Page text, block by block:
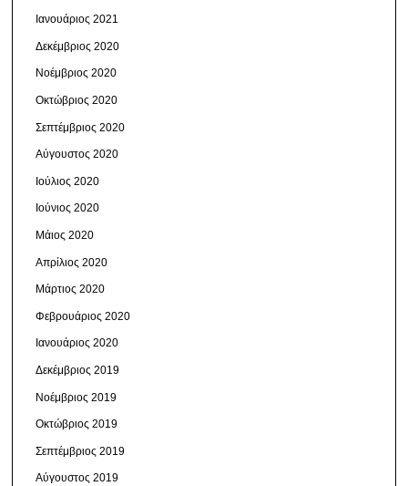
Ιανουάριος 2021
Δεκέμβριος 2020
Νοέμβριος 2020
Οκτώβριος 2020
Σεπτέμβριος 2020
Αύγουστος 2020
Ιούλιος 2020
Ιούνιος 2020
Μάιος 2020
Απρίλιος 2020
Μάρτιος 2020
Φεβρουάριος 2020
Ιανουάριος 2020
Δεκέμβριος 2019
Νοέμβριος 2019
Οκτώβριος 2019
Σεπτέμβριος 2019
Αύγουστος 2019